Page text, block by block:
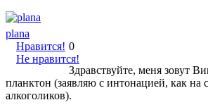
plana
Нравится!
Не нравится!
0
Здравствуйте, меня зовут
планктон (заявляю с интонацией, как
алкоголиков).